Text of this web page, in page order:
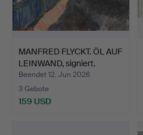
MANFRED FLYCKT. ÖL AUF
LEINWAND, signiert.
Beendet 12. Jun 2026
3 Gebote
159 USD